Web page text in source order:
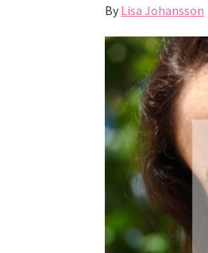
By Lisa Johansson